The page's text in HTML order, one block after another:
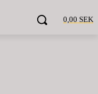
0,00 SEK